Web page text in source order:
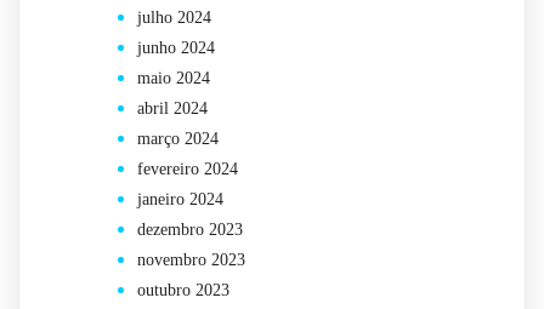
julho 2024
junho 2024
maio 2024
abril 2024
março 2024
fevereiro 2024
janeiro 2024
dezembro 2023
novembro 2023
outubro 2023